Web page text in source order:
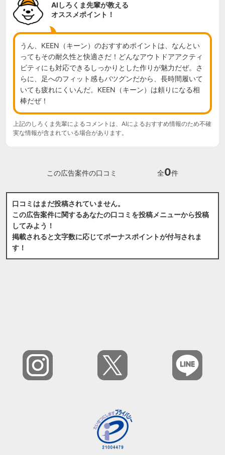
AIしろくま先輩が教える
オススメポイント！
うん、KEEN（キーン）のおすすめポイントは、なんとい
ってもその耐久性と快適さだ！どんなアウトドアアクティ
ビティにも対応できるしっかりとした作りが魅力だぜ。さ
らに、足へのフィット感もバツグンだから、長時間履いて
いても疲れにくいんだ。KEEN（キーン）は頼りになる相
棒だぜ！
上記のしろくま先輩によるコメントは、AIによるおすすめ情報のため不確
実な情報が含まれている場合があります。
この広告案件の口コミ 全0件
口コミはまだ投稿されていません。
この広告案件に関するあなたの口コミを投稿メニューから投稿
してみよう！
掲載されると文字数に応じてボーナスポイントが付与されま
す！